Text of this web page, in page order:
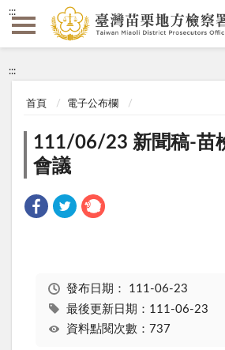
:::
:::
首頁 電子公布欄
111/06/23 新聞稿-苗
會議
發布日期： 111-06-23
最後更新日期：111-06-23
資料點閱次數：737